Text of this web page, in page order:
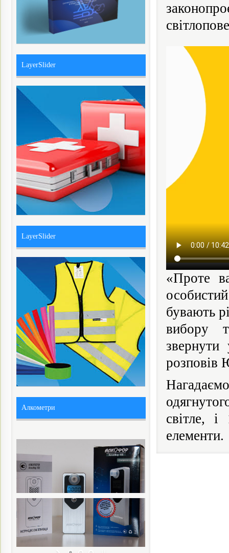
«Проте
бувають
вибору
звернути
розповів
світле,
елементи.
LayerSlider
LayerSlider
Алкометри